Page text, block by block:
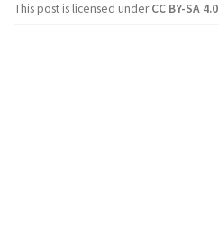
This post is licensed underCC BY-SA 4.0